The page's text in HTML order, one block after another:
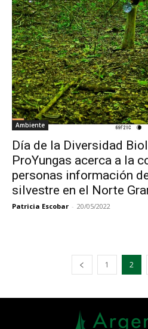
Ambiente
Día de la Diversidad
ProYungas acerca a la
personas información
silvestre en el Norte
Patricia Escobar - 20/05/2022
1 2